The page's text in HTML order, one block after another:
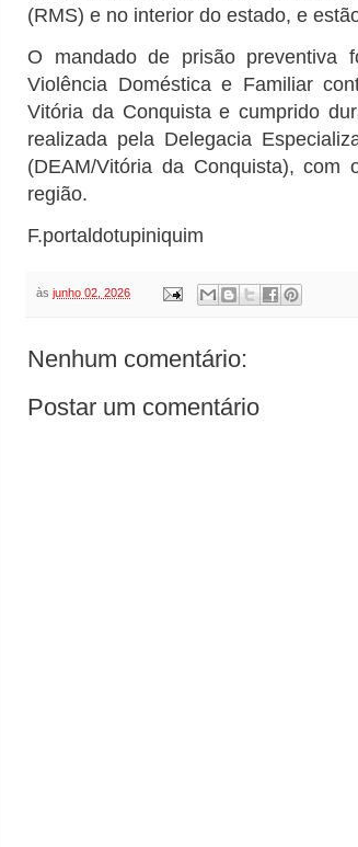
(RMS) e no interior do estado, e
O mandado de prisão preventiva
Violência Doméstica e Familiar
Vitória da Conquista e cumprido
realizada pela Delegacia
(DEAM/Vitória da Conquista),
região.
F.portaldotupiniquim
às junho 02, 2026
Nenhum comentário:
Postar um comentário